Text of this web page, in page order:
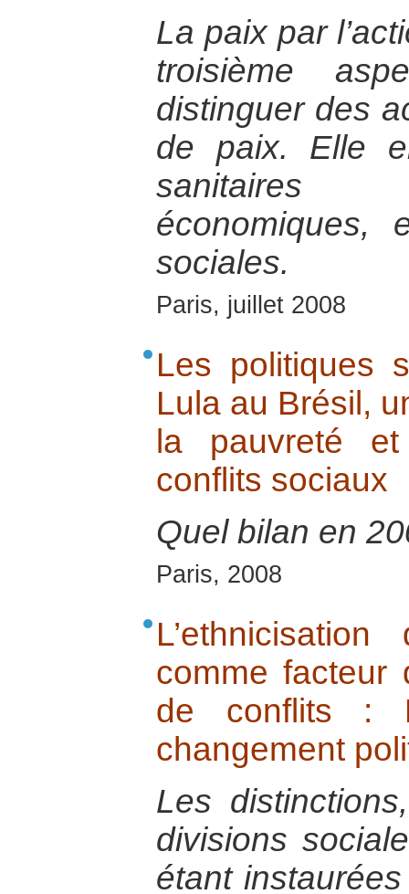
La paix par
troisième
distinguer des
de paix. Elle
sanitaires
économiques,
sociales.
Paris, juillet 2008
Les politiques
Lula au Brésil,
la pauvreté
conflits sociaux
Quel bilan en
Paris, 2008
comme facteur
de conflits :
changement
Les
divisions
étant